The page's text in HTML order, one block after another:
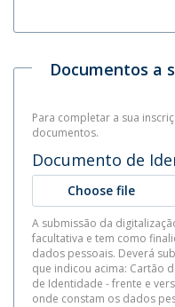
Documentos a
Para completar a sua
documentos.
Documento de
Choose file
A submissão da
facultativa e tem como
dados pessoais. Deverá
que indicou acima: Cartão
de Identidade - frente e verso; Passaporte - apenas a página
onde constam os dados